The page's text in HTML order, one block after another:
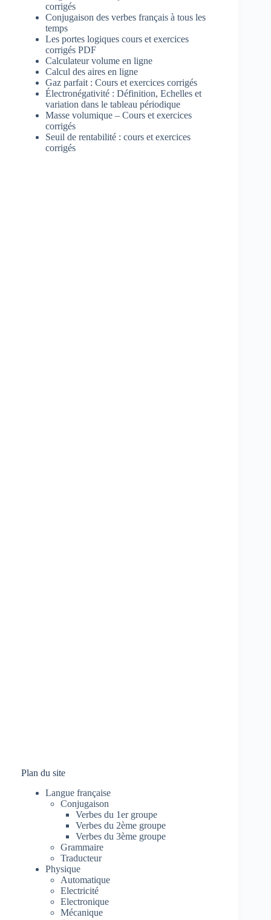
corrigés
Conjugaison des verbes français à tous les
temps
Les portes logiques cours et exercices
corrigés PDF
Calculateur volume en ligne
Calcul des aires en ligne
Gaz parfait : Cours et exercices corrigés
Électronégativité : Définition, Echelles et
variation dans le tableau périodique
Masse volumique – Cours et exercices
corrigés
Seuil de rentabilité : cours et exercices
corrigés
Plan du site
Langue française
Conjugaison
Verbes du 1er groupe
Verbes du 2ème groupe
Verbes du 3ème groupe
Grammaire
Traducteur
Physique
Automatique
Electricité
Electronique
Mécanique